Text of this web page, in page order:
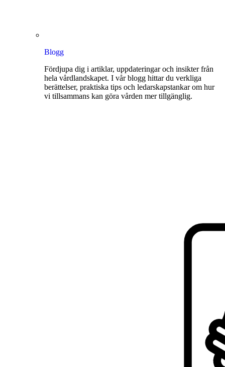
Blogg
Fördjupa dig i artiklar, uppdateringar och insikter från
hela vårdlandskapet. I vår blogg hittar du verkliga
berättelser, praktiska tips och ledarskapstankar om hur
vi tillsammans kan göra vården mer tillgänglig.